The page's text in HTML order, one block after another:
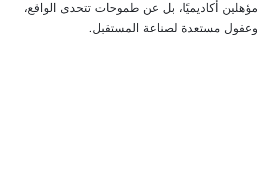
مؤهلين أكاديميًا، بل عن طموحات تتحدى الواقع،
وعقول مستعدة لصناعة المستقبل.